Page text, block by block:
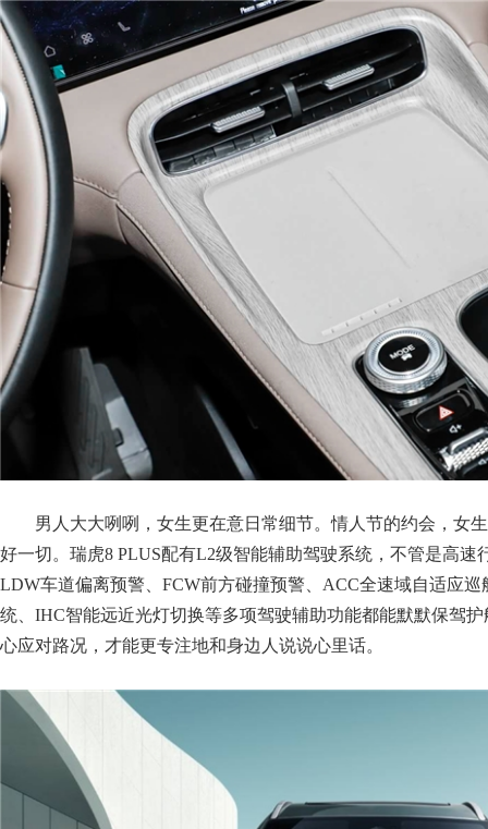
男人大大咧咧，女生更在意日常细节。情人节的约会，女
好一切。瑞虎8 PLUS配有L2级智能辅助驾驶系统，不管是高速
LDW车道偏离预警、FCW前方碰撞预警、ACC全速域自适应
统、IHC智能远近光灯切换等多项驾驶辅助功能都能默默保驾
心应对路况，才能更专注地和身边人说说心里话。